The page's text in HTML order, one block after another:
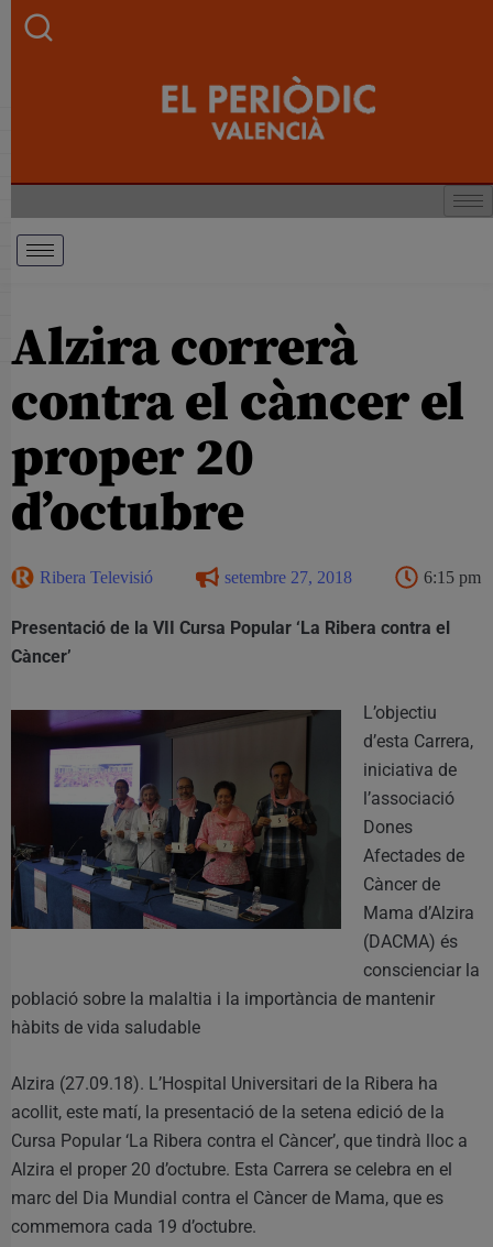
Alzira correrà
contra el càncer el
proper 20
d’octubre
Ribera Televisió setembre 27, 2018 6:15 pm
Presentació de la VII Cursa Popular ‘La Ribera contra el
Càncer’
L’objectiu
d’esta Carrera,
iniciativa de
l’associació
Dones
Afectades de
Càncer de
Mama d’Alzira
(DACMA) és
conscienciar la
població sobre la malaltia i la importància de mantenir
hàbits de vida saludable
Alzira (27.09.18). L’Hospital Universitari de la Ribera ha
acollit, este matí, la presentació de la setena edició de la
Cursa Popular ‘La Ribera contra el Càncer’, que tindrà lloc a
Alzira el proper 20 d’octubre. Esta Carrera se celebra en el
marc del Dia Mundial contra el Càncer de Mama, que es
commemora cada 19 d’octubre.